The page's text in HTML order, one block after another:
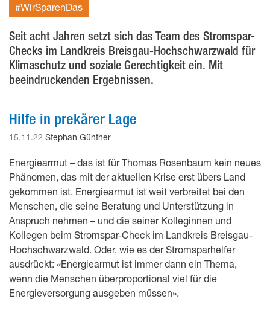
#WirSparenDas
Seit acht Jahren setzt sich das Team des Stromspar-
Checks im Landkreis Breisgau-Hochschwarzwald für
Klimaschutz und soziale Gerechtigkeit ein. Mit
beeindruckenden Ergebnissen.
Hilfe in prekärer Lage
15.11.22 Stephan Günther
Energiearmut – das ist für Thomas Rosenbaum kein neues
Phänomen, das mit der aktuellen Krise erst übers Land
gekommen ist. Energiearmut ist weit verbreitet bei den
Menschen, die seine Beratung und Unterstützung in
Anspruch nehmen – und die seiner Kolleginnen und
Kollegen beim Stromspar-Check im Landkreis Breisgau-
Hochschwarzwald. Oder, wie es der Stromsparhelfer
ausdrückt: «Energiearmut ist immer dann ein Thema,
wenn die Menschen überproportional viel für die
Energieversorgung ausgeben müssen».